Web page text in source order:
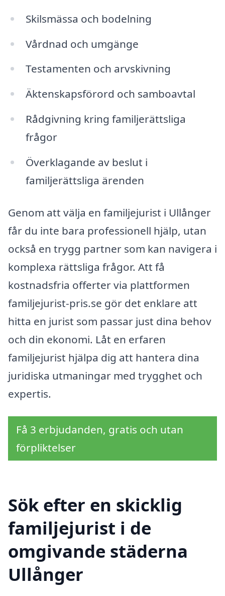
Skilsmässa och bodelning
Vårdnad och umgänge
Testamenten och arvskivning
Äktenskapsförord och samboavtal
Rådgivning kring familjerättsliga
frågor
Överklagande av beslut i
familjerättsliga ärenden
Genom att välja en familjejurist i Ullånger
får du inte bara professionell hjälp, utan
också en trygg partner som kan navigera i
komplexa rättsliga frågor. Att få
kostnadsfria offerter via plattformen
familjejurist-pris.se gör det enklare att
hitta en jurist som passar just dina behov
och din ekonomi. Låt en erfaren
familjejurist hjälpa dig att hantera dina
juridiska utmaningar med trygghet och
expertis.
Få 3 erbjudanden, gratis och utan
förpliktelser
Sök efter en skicklig
familjejurist i de
omgivande städerna
Ullånger